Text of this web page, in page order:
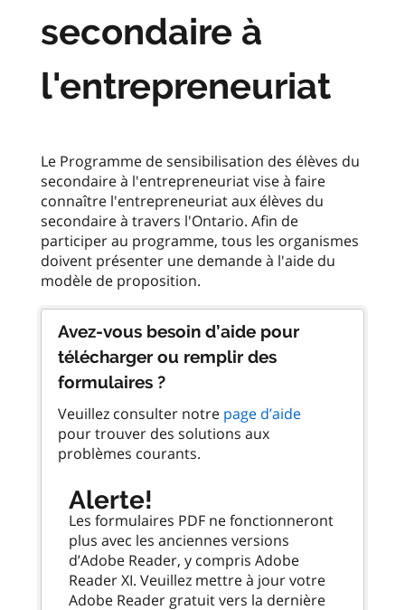
secondaire à
l'entrepreneuriat
Le Programme de sensibilisation des élèves du
secondaire à l'entrepreneuriat vise à faire
connaître l'entrepreneuriat aux élèves du
secondaire à travers l'Ontario. Afin de
participer au programme, tous les organismes
doivent présenter une demande à l'aide du
Avez-vous besoin d’aide pour
télécharger ou remplir des
formulaires ?
Veuillez consulter notre page d’aide
pour trouver des solutions aux
problèmes courants.
Alerte!
Les formulaires PDF ne fonctionneront
plus avec les anciennes versions
d’Adobe Reader, y compris Adobe
Reader XI. Veuillez mettre à jour votre
Adobe Reader gratuit vers la dernière